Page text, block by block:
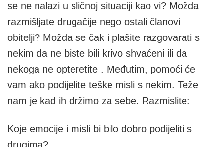
se ne nalazi u sličnoj situaciji kao vi? Možda
razmišljate drugačije nego ostali članovi
obitelji? Možda se čak i plašite razgovarati s
nekim da ne biste bili krivo shvaćeni ili da
nekoga ne opteretite . Međutim, pomoći će
vam ako podijelite teške misli s nekim. Teže
nam je kad ih držimo za sebe. Razmislite:
Koje emocije i misli bi bilo dobro podijeliti s
drugima?